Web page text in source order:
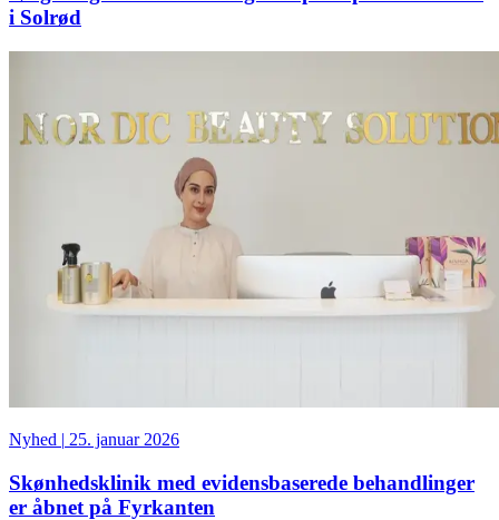
i Solrød
Nyhed | 25. januar 2026
Skønhedsklinik med evidensbaserede behandlinger
er åbnet på Fyrkanten